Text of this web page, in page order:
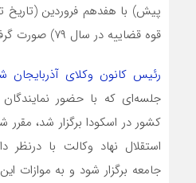
پیش) با هفدهم فروردین (تاریخ
قوه قضاییه در سال ۷۹) صورت گرفته است.
رئیس کانون وکلای آذربایجان
جلسه‌ای که با حضور
کشور در اسکودا برگزار شد، مقرر
استقلال نهاد وکالت با
جامعه برگزار شود و به موازات